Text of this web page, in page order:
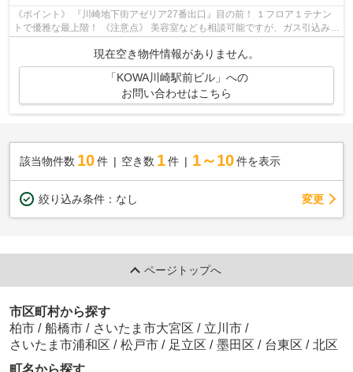
《ポイント》 『川崎地下街アゼリア27番出口』目の前！ １フロア１テナン
トで優雅な最上階！ 《注意点》 美容室なども相談可能ですが、ガス引込み不
可（電気で賄える業種）
現在空き物件情報がありません。
「KOWA川崎駅前ビル」への
お問い合わせはこちら
該当物件数 10件 空き数 1 件 1～10 件を表示
絞り込み条件： なし 変更
ページトップへ
市区町村から探す
柏市 / 船橋市 / さいたま市大宮区 / 立川市 /
さいたま市浦和区 / 松戸市 / 足立区 / 墨田区 / 台東区 / 北区
町名から探す